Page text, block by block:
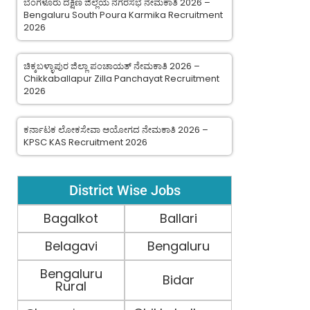
Bengaluru South Poura Karmika Recruitment
2026
ಚಿಕ್ಕಬಳ್ಳಾಪುರ ಜಿಲ್ಲಾ ಪಂಚಾಯತ್ ನೇಮಕಾತಿ 2026 –
Chikkaballapur Zilla Panchayat Recruitment
2026
ಕರ್ನಾಟಕ ಲೋಕಸೇವಾ ಆಯೋಗದ ನೇಮಕಾತಿ 2026 –
KPSC KAS Recruitment 2026
District Wise Jobs
Bagalkot
Ballari
Belagavi
Bengaluru
Bengaluru
Rural Bidar